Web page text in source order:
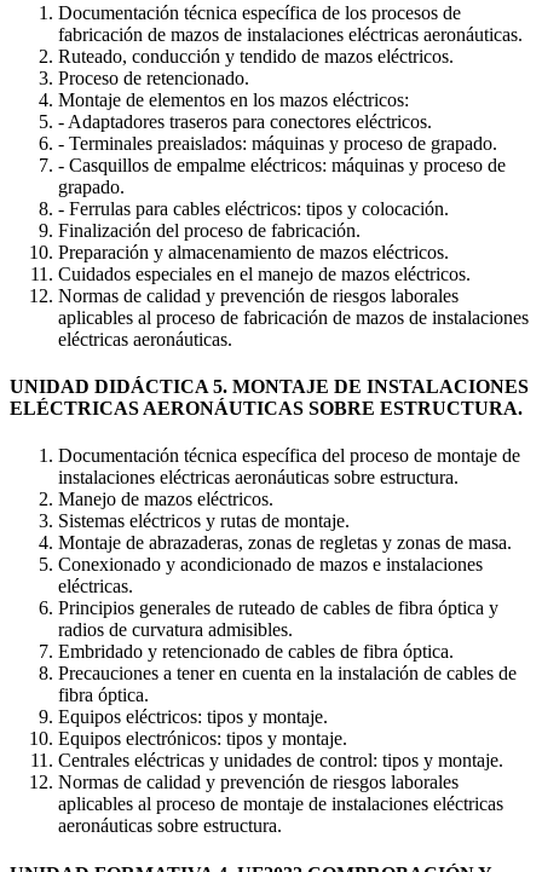
Documentación técnica específica de los procesos de
fabricación de mazos de instalaciones eléctricas aeronáuticas.
Ruteado, conducción y tendido de mazos eléctricos.
Proceso de retencionado.
Montaje de elementos en los mazos eléctricos:
- Adaptadores traseros para conectores eléctricos.
- Terminales preaislados: máquinas y proceso de grapado.
- Casquillos de empalme eléctricos: máquinas y proceso de
grapado.
- Ferrulas para cables eléctricos: tipos y colocación.
Finalización del proceso de fabricación.
Preparación y almacenamiento de mazos eléctricos.
Cuidados especiales en el manejo de mazos eléctricos.
Normas de calidad y prevención de riesgos laborales
aplicables al proceso de fabricación de mazos de instalaciones
eléctricas aeronáuticas.
UNIDAD DIDÁCTICA 5. MONTAJE DE INSTALACIONES
ELÉCTRICAS AERONÁUTICAS SOBRE ESTRUCTURA.
Documentación técnica específica del proceso de montaje de
instalaciones eléctricas aeronáuticas sobre estructura.
Manejo de mazos eléctricos.
Sistemas eléctricos y rutas de montaje.
Montaje de abrazaderas, zonas de regletas y zonas de masa.
Conexionado y acondicionado de mazos e instalaciones
eléctricas.
Principios generales de ruteado de cables de fibra óptica y
radios de curvatura admisibles.
Embridado y retencionado de cables de fibra óptica.
Precauciones a tener en cuenta en la instalación de cables de
fibra óptica.
Equipos eléctricos: tipos y montaje.
Equipos electrónicos: tipos y montaje.
Centrales eléctricas y unidades de control: tipos y montaje.
Normas de calidad y prevención de riesgos laborales
aplicables al proceso de montaje de instalaciones eléctricas
aeronáuticas sobre estructura.